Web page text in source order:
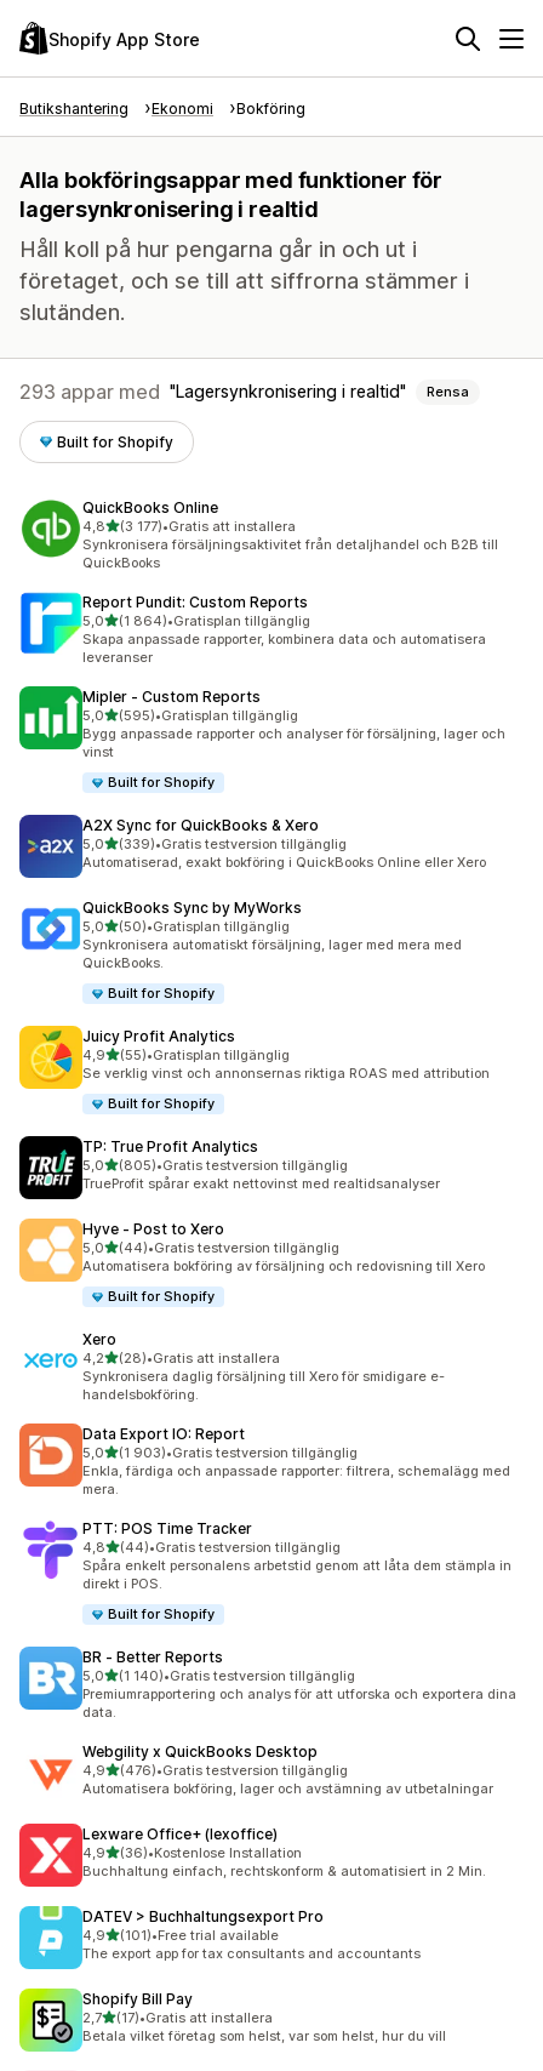
Shopify App Store
Butikshantering Ekonomi Bokföring
Alla bokföringsappar med funktioner för
lagersynkronisering i realtid
Håll koll på hur pengarna går in och ut i
företaget, och se till att siffrorna stämmer i
slutänden.
293 appar med Lagersynkronisering i realtid Rensa
Built for Shopify
QuickBooks Online
4,8av 5 stjärnor
(3 177)
3177 recensioner totalt
•Gratis att installera
Synkronisera försäljningsaktivitet från detaljhandel och B2B till
QuickBooks
Report Pundit: Custom Reports
5,0av 5 stjärnor
(1 864)
1864 recensioner totalt
•Gratisplan tillgänglig
Skapa anpassade rapporter, kombinera data och automatisera
leveranser
Mipler ‑ Custom Reports
5,0av 5 stjärnor
(595)
595 recensioner totalt
•Gratisplan tillgänglig
Bygg anpassade rapporter och analyser för försäljning, lager och
vinst
Built for Shopify
A2X Sync for QuickBooks & Xero
5,0av 5 stjärnor
(339)
339 recensioner totalt
•Gratis testversion tillgänglig
Automatiserad, exakt bokföring i QuickBooks Online eller Xero
QuickBooks Sync by MyWorks
5,0av 5 stjärnor
(50)
50 recensioner totalt
•Gratisplan tillgänglig
Synkronisera automatiskt försäljning, lager med mera med
QuickBooks.
Built for Shopify
Juicy Profit Analytics
4,9av 5 stjärnor
(55)
55 recensioner totalt
•Gratisplan tillgänglig
Se verklig vinst och annonsernas riktiga ROAS med attribution
Built for Shopify
TP: True Profit Analytics
5,0av 5 stjärnor
(805)
805 recensioner totalt
•Gratis testversion tillgänglig
TrueProfit spårar exakt nettovinst med realtidsanalyser
Hyve ‑ Post to Xero
5,0av 5 stjärnor
(44)
44 recensioner totalt
•Gratis testversion tillgänglig
Automatisera bokföring av försäljning och redovisning till Xero
Built for Shopify
Xero
4,2av 5 stjärnor
(28)
28 recensioner totalt
•Gratis att installera
Synkronisera daglig försäljning till Xero för smidigare e-
handelsbokföring.
Data Export IO: Report
5,0av 5 stjärnor
(1 903)
1903 recensioner totalt
•Gratis testversion tillgänglig
Enkla, färdiga och anpassade rapporter: filtrera, schemalägg med
mera.
PTT: POS Time Tracker
4,8av 5 stjärnor
(44)
44 recensioner totalt
•Gratis testversion tillgänglig
Spåra enkelt personalens arbetstid genom att låta dem stämpla in
direkt i POS.
Built for Shopify
BR ‑ Better Reports
5,0av 5 stjärnor
(1 140)
1140 recensioner totalt
•Gratis testversion tillgänglig
Premiumrapportering och analys för att utforska och exportera dina
data.
Webgility x QuickBooks Desktop
4,9av 5 stjärnor
(476)
476 recensioner totalt
•Gratis testversion tillgänglig
Automatisera bokföring, lager och avstämning av utbetalningar
Lexware Office+ (lexoffice)
4,9av 5 stjärnor
(36)
36 recensioner totalt
•Kostenlose Installation
Buchhaltung einfach, rechtskonform & automatisiert in 2 Min.
DATEV > Buchhaltungsexport Pro
4,9av 5 stjärnor
(101)
101 recensioner totalt
•Free trial available
The export app for tax consultants and accountants
Shopify Bill Pay
2,7av 5 stjärnor
(17)
17 recensioner totalt
•Gratis att installera
Betala vilket företag som helst, var som helst, hur du vill